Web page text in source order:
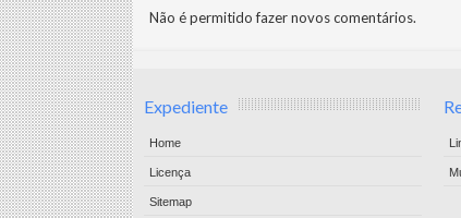
Não é permitido fazer novos comentários.
Expediente
Home
Licença
Sitemap